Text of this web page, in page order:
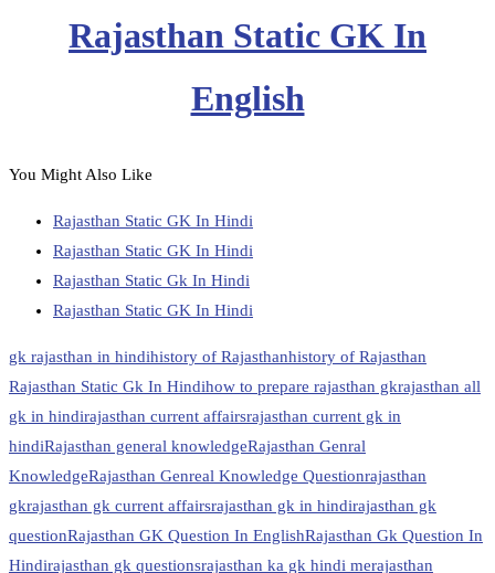
Rajasthan Static GK In
English
You Might Also Like
Rajasthan Static GK In Hindi
Rajasthan Static GK In Hindi
Rajasthan Static Gk In Hindi
Rajasthan Static GK In Hindi
gk rajasthan in hindihistory of Rajasthanhistory of Rajasthan
Rajasthan Static Gk In Hindihow to prepare rajasthan gkrajasthan all
gk in hindirajasthan current affairsrajasthan current gk in
hindiRajasthan general knowledgeRajasthan Genral
KnowledgeRajasthan Genreal Knowledge Questionrajasthan
gkrajasthan gk current affairsrajasthan gk in hindirajasthan gk
questionRajasthan GK Question In EnglishRajasthan Gk Question In
Hindirajasthan gk questionsrajasthan ka gk hindi merajasthan